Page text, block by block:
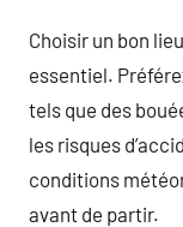
Choisir un bon
essentiel.
tels que des
les risques
conditions
avant de partir.